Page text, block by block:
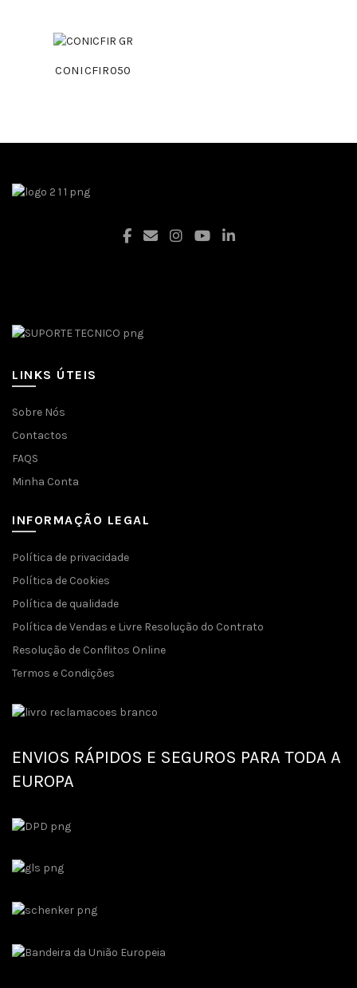
CONICFIR050
LINKS ÚTEIS
Sobre Nós
Contactos
FAQS
Minha Conta
INFORMAÇÃO LEGAL
Política de privacidade
Política de Cookies
Política de qualidade
Política de Vendas e Livre Resolução do Contrato
Resolução de Conflitos Online
Termos e Condições
ENVIOS RÁPIDOS E SEGUROS PARA TODA A
EUROPA